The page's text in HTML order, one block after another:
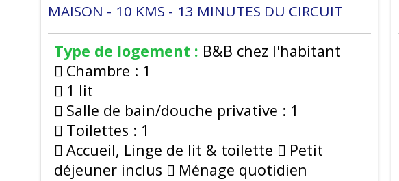
MAISON 10 KMS 13 MINUTES DU CIRCUIT
Type de logement : B&B chez l'habitant
Chambre : 1
1 lit
Salle de bain/douche privative : 1
Toilettes : 1
Accueil, Linge de lit & toilette
Petit
déjeuner inclus
Ménage quotidien